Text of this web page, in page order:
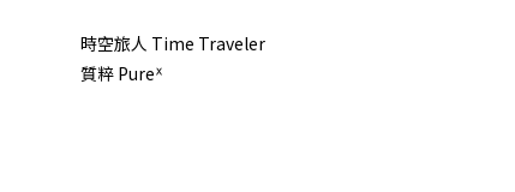
時空旅人 Time Traveler
質粹 Pureᕽ